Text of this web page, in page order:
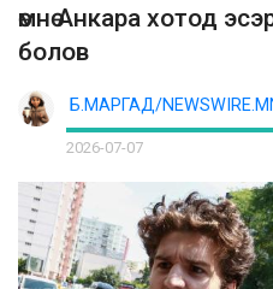
өмнө Анкара хотод
болов
Б.МАРГАД/
2026-07-07